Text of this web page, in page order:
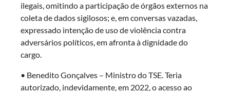
ilegais, omitindo a participação de órgãos externos na
coleta de dados sigilosos; e, em conversas vazadas,
expressado intenção de uso de violência contra
adversários políticos, em afronta à dignidade do
cargo.
• Benedito Gonçalves – Ministro do TSE. Teria
autorizado, indevidamente, em 2022, o acesso ao